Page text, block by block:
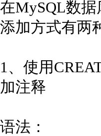
在MySQL数
添加方式有两
1、使用
加注释
语法：